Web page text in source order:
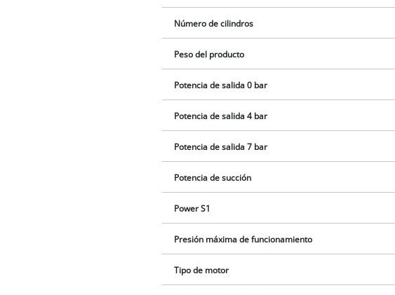
Número de cilindros
Peso del producto
Potencia de salida 0 bar
Potencia de salida 4 bar
Potencia de salida 7 bar
Potencia de succión
Power S1
Presión máxima de funcionamiento
Tipo de motor